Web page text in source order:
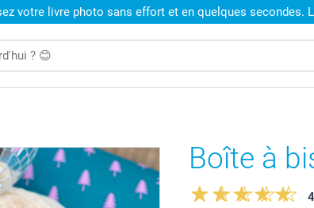
votre livre photo sans effort et en quelques secondes.
Boîte à